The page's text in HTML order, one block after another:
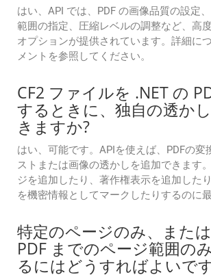
はい、API では、PDF の画像品質の設定
範囲の指定、圧縮レベルの調整など、高
オプションが提供されています。詳細に
メントを参照してください。
CF2 ファイルを .NET の
するときに、独自の透か
きますか?
はい、可能です。APIを使えば、PDFの変
ストまたは画像の透かしを追加できます
ジを追加したり、著作権表示を追加した
を機密情報としてマークしたりするのに最
特定のページのみ、また
PDF までのページ範囲の
るにはどうすればよいで